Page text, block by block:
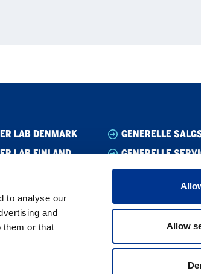
to analyse our
and
them or that
Allow
LAB DENMARK
LAB FINLAND
LAB SWEDEN
GENERELLE
GENERELLE
VARSLING/
ETISKE
CODE OF
PRIVACY POLICY
COOKIE POLICY